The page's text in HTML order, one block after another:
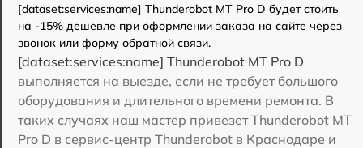
[dataset:services:name] Thunderobot MT Pro D будет стоить
на -15% дешевле при оформлении заказа на сайте через
звонок или форму обратной связи.
[dataset:services:name] Thunderobot MT Pro D
выполняется на выезде, если не требует большого
оборудования и длительного времени ремонта. В
таких случаях наш мастер привезет Thunderobot MT
Pro D в сервис-центр Thunderobot в Краснодаре и